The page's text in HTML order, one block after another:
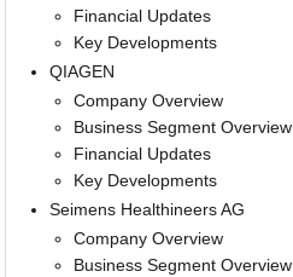
Financial Updates
Key Developments
QIAGEN
Company Overview
Business Segment Overview
Financial Updates
Key Developments
Seimens Healthineers AG
Company Overview
Business Segment Overview